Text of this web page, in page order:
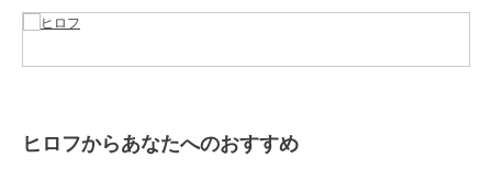
【グループについて】
時間の経過とともに自分だけのバッグに育てる楽しさを感じられるグ
ヒロフからあなたへのおすすめ